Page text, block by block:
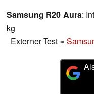
Samsung R20 Aura:
kg
Externer Test »